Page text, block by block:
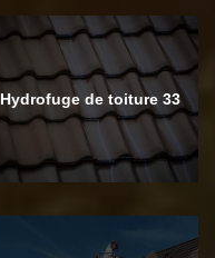
Hydrofuge de toiture 33